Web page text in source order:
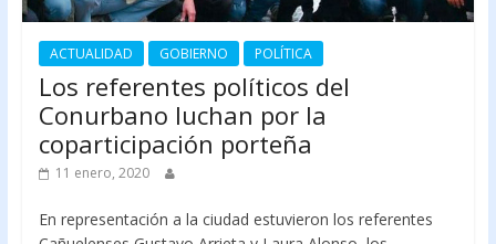
ACTUALIDAD GOBIERNO POLÍTICA
Los referentes políticos del
Conurbano luchan por la
coparticipación porteña
11 enero, 2020
En representación a la ciudad estuvieron los referentes